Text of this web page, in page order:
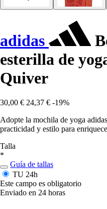
adidas
esterilla de
Quiver
30,00 € 24,37 € -19%
Adopte la mochila de yoga
practicidad y estilo para
Talla
*
Guía de tallas
TU 24h
Este campo es obligatorio
Enviado en 24 horas